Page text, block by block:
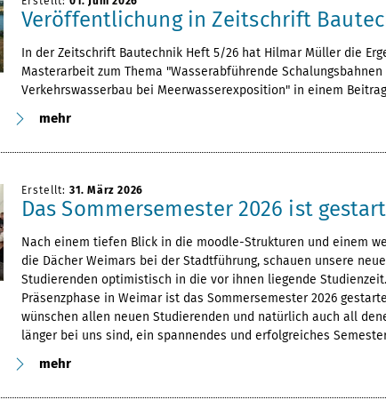
Veröffentlichung in Zeitschrift
In der Zeitschrift Bautechnik Heft 5/26 hat Hilmar Müller die
Masterarbeit zum Thema "Wasserabführende Schalungsbahnen
Verkehrswasserbau bei Meerwasserexposition" in einem
mehr
Erstellt: 31. März 2026
Das Sommersemester 2026 ist
Nach einem tiefen Blick in die moodle-Strukturen und einem
die Dächer Weimars bei der Stadtführung, schauen unsere
Studierenden optimistisch in die vor ihnen liegende
Präsenzphase in Weimar ist das Sommersemester 2026
wünschen allen neuen Studierenden und natürlich auch all
länger bei uns sind, ein spannendes und erfolgreiches
mehr